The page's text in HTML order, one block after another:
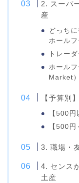
2. スーパ
産
どっち
ホール
トレー
ホール
Market）
【予算別
【500円
【500
3. 職場・
4. センス
土産